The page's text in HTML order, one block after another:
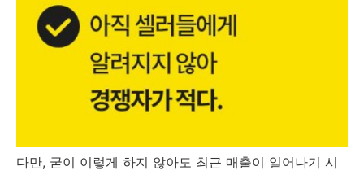
다만, 굳이 이렇게 하지 않아도 최근 매출이 일어나기 시